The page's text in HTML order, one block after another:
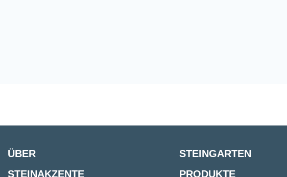
ÜBER
STEINAKZENTE
STEINGARTEN
PRODUKTE